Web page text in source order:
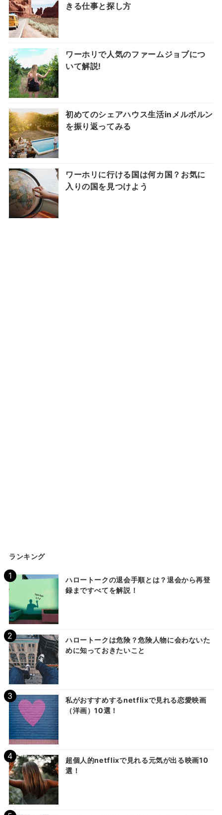
きる仕事と探し方
ワーホリで人気のファームジョブにつ
いて解説!
初めてのシェアハウス生活inメルボルン
を振り返ってみる
ワーホリに行ける国は何カ国？お気に
入りの国を見つけよう
ランキング
ハロートークの退会手順とは？退会から再登
録まですべてを解説！
ハロートークは危険？危険人物に会わないた
めに知っておきたいこと
私がおすすめするnetflixで見れる恋愛映画
（洋画）10選！
超個人的netflixで見れる元気が出る映画10
選！